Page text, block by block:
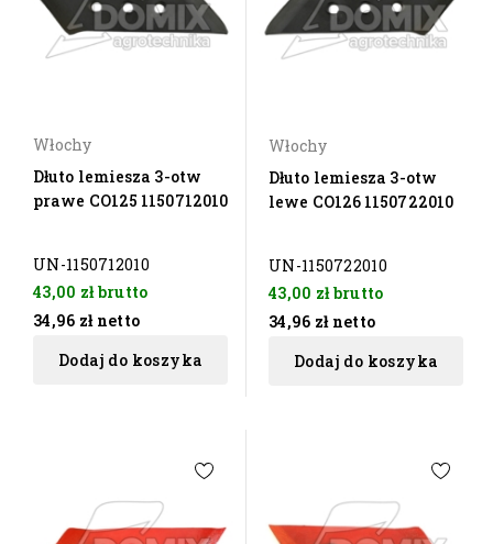
Włochy
Dłuto lemiesza 3-otw
prawe CO125 1150712010
UN-1150712010
43,00 złbrutto
34,96 zł netto
Dodaj do koszyka
Włochy
Dłuto lemiesza 3-otw
lewe CO126 1150722010
UN-1150722010
43,00 złbrutto
34,96 zł netto
Dodaj do koszyka